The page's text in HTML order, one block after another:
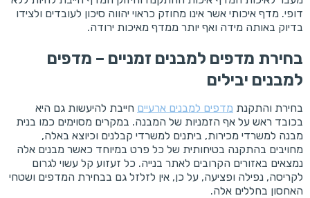
דופי. מדף איכותי אשר אינו מחוזק כראוי יהווה סיכון לעובדים ולצידו
בדיוק באותה מידה ואף יותר ממדף מאיכות ירודה.
בחירת מדפים למבנים זמניים – מדפים
למבנים יבילים
בחירת והתקנת מדפים למבנים ארעיים חייבת להיעשות גם היא
בכובד ראש על אף הזמניות של המבנה. במקרים מסוימים כמו בנית
מבנה למשרדי מכירות, ביתנים למשרדי קבלנים וכיוצא באלה,
מחויבים בהתקנה בטיחותית של כל פרט במיוחד כאשר מבנים אלה
נמצאים באזורים הקרובים לאתר בנייה. כל זעזוע קל עשוי לגרום
לקריסה, נפילה ופציעה, על כן, אין לזלזל גם בבחירת המדפים ושטחי
האחסון בחללים אלה.